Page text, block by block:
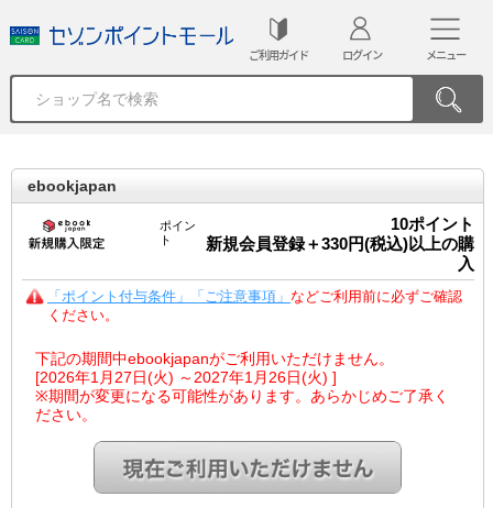
ご利用ガイド ログイン メニュー
ebookjapan
ポイン
ト
10ポイント
新規会員登録＋330円(税込)以上の購
入
「ポイント付与条件」「ご注意事項」 などご利用前に必ずご確認
ください。
下記の期間中ebookjapanがご利用いただけません。
[2026年1月27日(火) ～2027年1月26日(火) ]
※期間が変更になる可能性があります。あらかじめご了承く
ださい。